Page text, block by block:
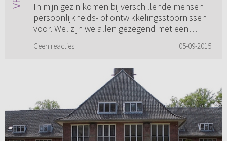
In mijn gezin komen bij verschillende mensen
persoonlijkheids- of ontwikkelingsstoornissen
voor. Wel zijn we allen gezegend met een
was het een fijn gezin...
Geen reacties 05-09-2015